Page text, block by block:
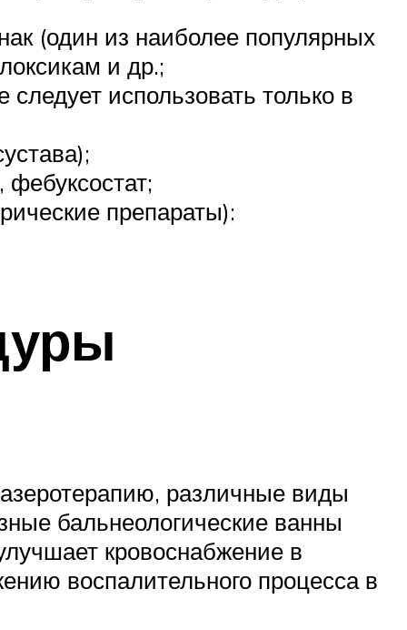
(один из наиболее популярных
и др.;
использовать только в
препараты):
различные виды
бальнеологические ванны
кровоснабжение в
воспалительного процесса в